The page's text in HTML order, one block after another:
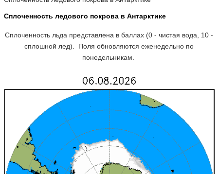
Сплоченность ледового покрова в Антарктике
Сплоченность льда представлена в баллах (0 - чистая вода, 10 -
сплошной лед). Поля обновляются еженедельно по
понедельникам.